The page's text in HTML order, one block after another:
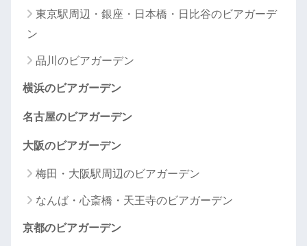
東京駅周辺・銀座・日本橋・日比谷のビアガーデ
ン
品川のビアガーデン
横浜のビアガーデン
名古屋のビアガーデン
大阪のビアガーデン
梅田・大阪駅周辺のビアガーデン
なんば・心斎橋・天王寺のビアガーデン
京都のビアガーデン